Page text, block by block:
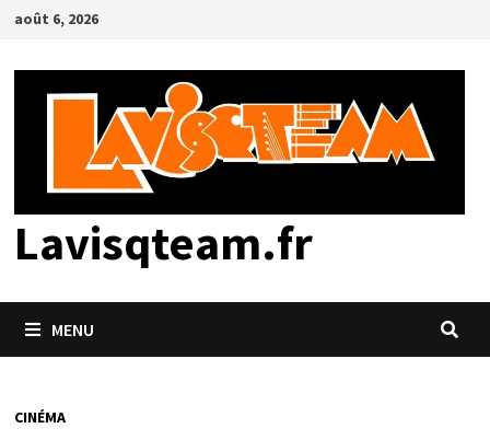
Passer
contenu
août 6, 2026
Lavisqteam.fr
MENU
CINÉMA